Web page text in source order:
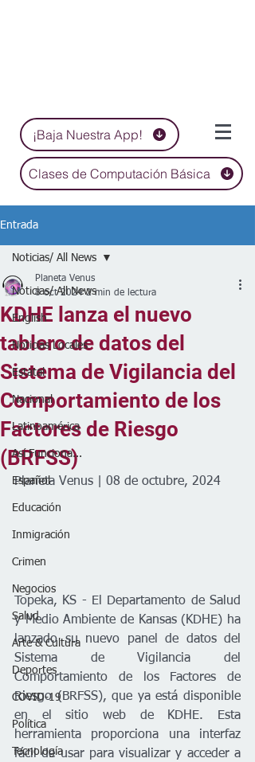
¡Baja Nuestra App!
Clases de Computación Básica
Entrada
Noticias/ All News
English
Noticias Locales
Estatal
Nacional
Latinoamérica
Así Funciona...
Español
Educación
Inmigración
Crimen
Negocios
Salud
Arte & Cultura
Deportes
COVID-19
Política
Tecnología
Noticias/ All News
KDHE lanza el nuevo
tablero de datos del
Sistema de Vigilancia del
Comportamiento de los
Factores de Riesgo
(BRFSS)
Planeta Venus
8 oct 2024 2 min de lectura
Planeta Venus | 08 de octubre, 2024
Topeka, KS - El Departamento de Salud
y Medio Ambiente de Kansas (KDHE) ha
lanzado su nuevo panel de datos del
Sistema de Vigilancia del
Comportamiento de los Factores de
Riesgo (BRFSS), que ya está disponible
en el sitio web de KDHE. Esta
herramienta proporciona una interfaz
fácil de usar para visualizar y acceder a